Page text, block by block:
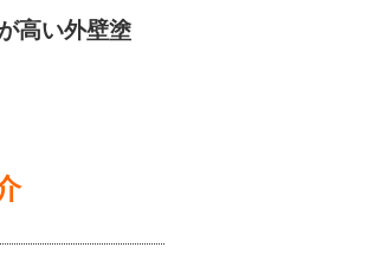
高い外壁塗